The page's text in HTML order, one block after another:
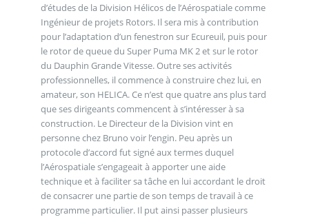
d’études de la Division Hélicos de l’Aérospatiale comme
Ingénieur de projets Rotors. Il sera mis à contribution
pour l’adaptation d’un fenestron sur Ecureuil, puis pour
le rotor de queue du Super Puma MK 2 et sur le rotor
du Dauphin Grande Vitesse. Outre ses activités
professionnelles, il commence à construire chez lui, en
amateur, son HELICA. Ce n’est que quatre ans plus tard
que ses dirigeants commencent à s’intéresser à sa
construction. Le Directeur de la Division vint en
personne chez Bruno voir l’engin. Peu après un
protocole d’accord fut signé aux termes duquel
l’Aérospatiale s’engageait à apporter une aide
technique et à faciliter sa tâche en lui accordant le droit
de consacrer une partie de son temps de travail à ce
programme particulier. Il put ainsi passer plusieurs